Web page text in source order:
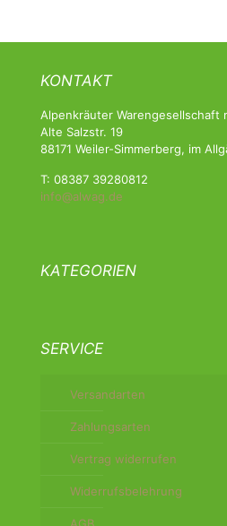
KONTAKT
Alpenkräuter Warengesellschaft
Alte Salzstr. 19
88171 Weiler-Simmerberg, im
T: 08387 39280812
info@alwag.de
KATEGORIEN
SERVICE
Versandarten
Zahlungsarten
Vertrag widerrufen
Widerrufsbelehrung